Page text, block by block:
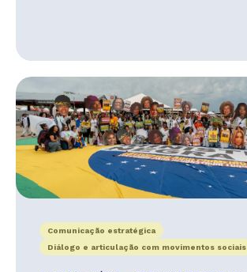
Comunicação estratégica
Diálogo e articulação com movimentos sociais